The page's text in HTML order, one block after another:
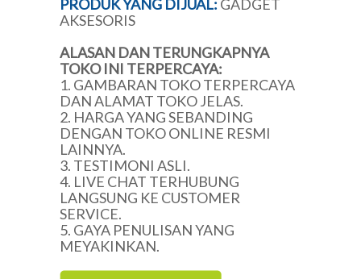
PRODUK YANG DIJUAL: GADGET
AKSESORIS
ALASAN DAN TERUNGKAPNYA
TOKO INI TERPERCAYA:
1. GAMBARAN TOKO TERPERCAYA
DAN ALAMAT TOKO JELAS.
2. HARGA YANG SEBANDING
DENGAN TOKO ONLINE RESMI
LAINNYA.
3. TESTIMONI ASLI.
4. LIVE CHAT TERHUBUNG
LANGSUNG KE CUSTOMER
SERVICE.
5. GAYA PENULISAN YANG
MEYAKINKAN.